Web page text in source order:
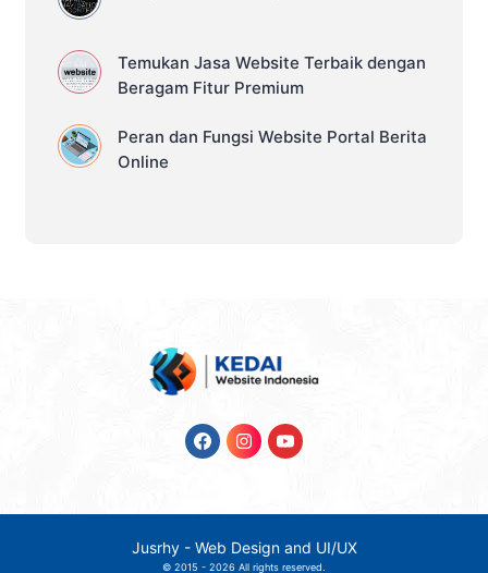
Temukan Jasa Website Terbaik dengan
Beragam Fitur Premium
Peran dan Fungsi Website Portal Berita
Online
Jusrhy - Web Design and UI/UX
© 2015 - 2026 All rights reserved.